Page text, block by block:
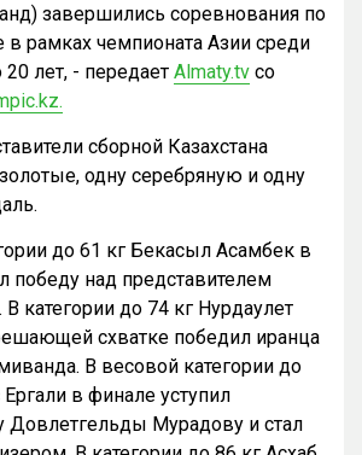
завершились соревнования по
в рамках чемпионата Азии среди
лет, - передает Almaty.tv со
.
сборной Казахстана
одну серебряную и одну
до 61 кг Бекасыл Асамбек в
победу над представителем
категории до 74 кг Нурдаулет
схватке победил иранца
В весовой категории до
в финале уступил
Довлетгельды Мурадову и стал